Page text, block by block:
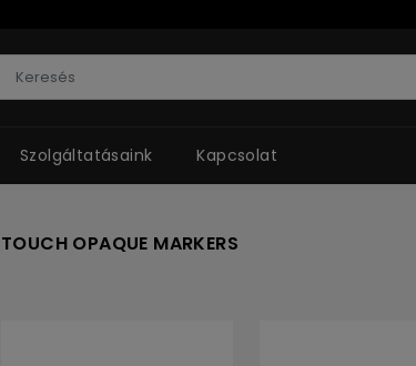
Szolgáltatásaink Kapcsolat
TOUCH OPAQUE MARKERS